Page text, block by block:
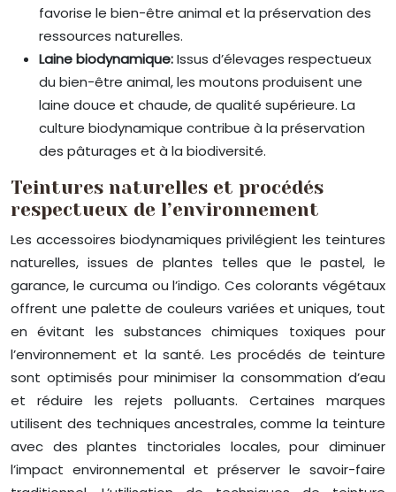
favorise le bien-être animal et la préservation des
ressources naturelles.
Laine biodynamique:Issus d’élevages respectueux
du bien-être animal, les moutons produisent une
laine douce et chaude, de qualité supérieure. La
culture biodynamique contribue à la préservation
des pâturages et à la biodiversité.
Teintures naturelles et procédés
respectueux de l’environnement
Les accessoires biodynamiques privilégient les teintures
naturelles, issues de plantes telles que le pastel, le
garance, le curcuma ou l’indigo. Ces colorants végétaux
offrent une palette de couleurs variées et uniques, tout
en évitant les substances chimiques toxiques pour
l’environnement et la santé. Les procédés de teinture
sont optimisés pour minimiser la consommation d’eau
et réduire les rejets polluants. Certaines marques
utilisent des techniques ancestrales, comme la teinture
avec des plantes tinctoriales locales, pour diminuer
l’impact environnemental et préserver le savoir-faire